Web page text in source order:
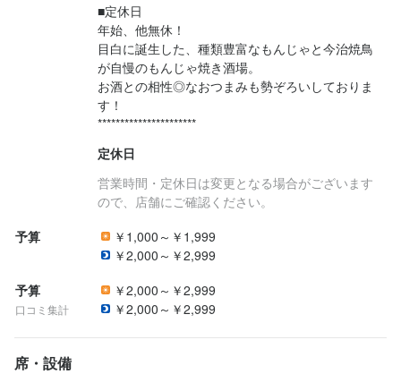
■定休日
年始、他無休！
目白に誕生した、種類豊富なもんじゃと今治焼鳥
が自慢のもんじゃ焼き酒場。
お酒との相性◎なおつまみも勢ぞろいしておりま
す！
**********************
定休日
営業時間・定休日は変更となる場合がございます
ので、店舗にご確認ください。
予算
￥1,000～￥1,999
￥2,000～￥2,999
予算
口コミ集計
￥2,000～￥2,999
￥2,000～￥2,999
席・設備
求める人物像
こんなひとにピッタリ！
・アルバイトがはじめて！
・人と話すのが好き！
・料理を覚えたい！
・バイト仲間を作りたい！
・オシャレを楽しみながら働きたい！　などなど…